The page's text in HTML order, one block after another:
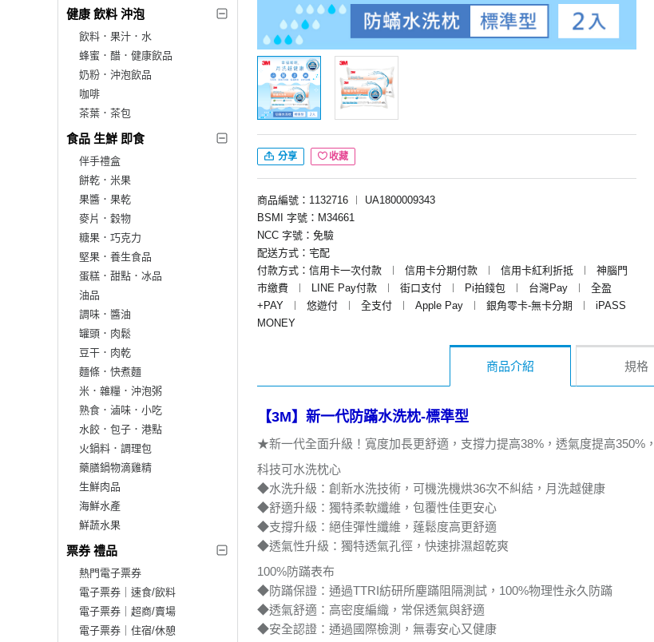
健康 飲料 沖泡
飲料．果汁．水
蜂蜜．醋．健康飲品
奶粉．沖泡飲品
咖啡
茶葉．茶包
食品 生鮮 即食
伴手禮盒
餅乾．米果
果醬．果乾
麥片．穀物
糖果．巧克力
堅果．養生食品
蛋糕．甜點．冰品
油品
調味．醬油
罐頭．肉鬆
豆干．肉乾
麵條．快煮麵
米．雜糧．沖泡粥
熟食．滷味．小吃
水餃．包子．港點
火鍋料．調理包
藥膳鍋物滴雞精
生鮮肉品
海鮮水產
鮮蔬水果
票券 禮品
熱門電子票券
電子票券｜速食/飲料
電子票券｜超商/賣場
電子票券｜住宿/休憩
分享 收藏
商品編號：1132716 ︱
UA1800009343
BSMI 字號：M34661
NCC 字號：免驗
配送方式：宅配
付款方式：信用卡一次付款
︱ 信用卡分期付款 ︱ 信用卡紅利折抵 ︱
神腦門
市繳費
︱ LINE Pay付款 ︱ 街口支付 ︱ Pi拍錢包 ︱ 台灣Pay ︱
全盈
+PAY
︱ 悠遊付 ︱ 全支付 ︱ Apple Pay ︱ 銀角零卡-無卡分期 ︱
iPASS
MONEY
商品介紹 規格
【3M】新一代防蹣水洗枕-標準型
★新一代全面升級！寬度加長更舒適，支撐力提高38%，透氣
科技可水洗枕心
◆水洗升級：創新水洗技術，可機洗機烘36次不糾結，月
◆舒適升級：獨特柔軟纖維，包覆性佳更安心
◆支撐升級：絕佳彈性纖維，蓬鬆度高更舒適
◆透氣性升級：獨特透氣孔徑，快速排濕超乾爽
100%防蹣表布
◆防蹣保證：通過TTRI紡研所塵蹣阻隔測試，100%物理性
◆透氣舒適：高密度編織，常保透氣與舒適
◆安全認證：通過國際檢測，無毒安心又健康